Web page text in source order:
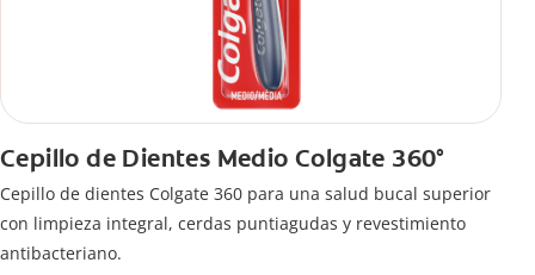
Cepillo de Dientes Medio Colgate 360°
Cepillo de dientes Colgate 360 ​​para una salud bucal superior
con limpieza integral, cerdas puntiagudas y revestimiento
antibacteriano.